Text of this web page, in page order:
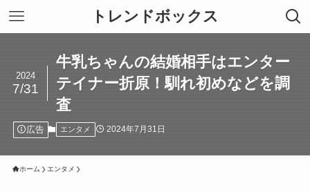
トレンドボックス
牛乳ちゃんの結婚相手はエンター
テイナー折原！馴れ初めなどを調
査
2024
7/31
広告 エンタメ 2024年7月31日
ホーム エンタメ